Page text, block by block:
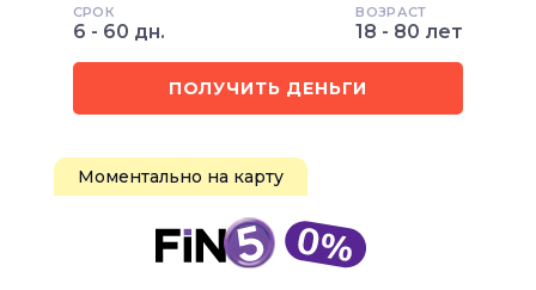
СРОК
6 - 60 дн.
ВОЗРАСТ
18 - 80 лет
ПОЛУЧИТЬ ДЕНЬГИ
Моментально на карту